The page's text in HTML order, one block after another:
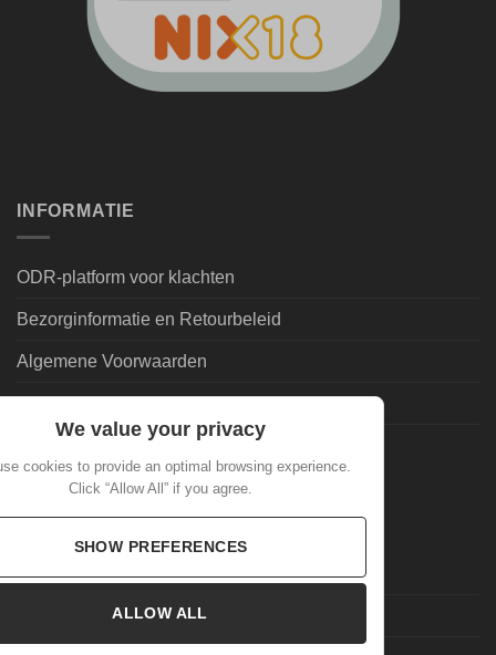
INFORMATIE
ODR-platform voor klachten
Bezorginformatie en Retourbeleid
Algemene Voorwaarden
Leveringsvoorwaarden | Privacy
Goedkoopdrank.nl Informatie
Veelgestelde Vragen
Mijn account
We value your privacy
cookies to provide an optimal browsing experience.
Click “Allow All” if you agree.
SHOW PREFERENCES
ALLOW ALL